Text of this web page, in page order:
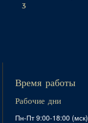
3
Время работы
Рабочие дни
Пн-Пт 9:00-18:00 (мск)